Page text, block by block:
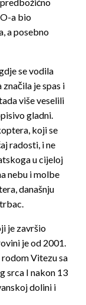
a bio
a posebno
se vodila
je spas i
više veselili
gladni.
koji se
radosti, i ne
u cijeloj
nebu i molbe
današnju
je završio
je od 2001.
Vitezu sa
srca I nakon 13
dolini i